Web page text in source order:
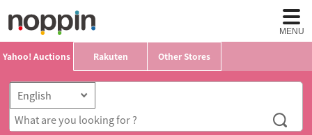
MENU
Yahoo! Auctions Rakuten Other Stores